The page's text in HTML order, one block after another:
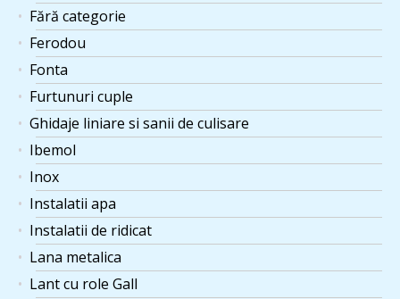
Fără categorie
Ferodou
Fonta
Furtunuri cuple
Ghidaje liniare si sanii de culisare
Ibemol
Inox
Instalatii apa
Instalatii de ridicat
Lana metalica
Lant cu role Gall